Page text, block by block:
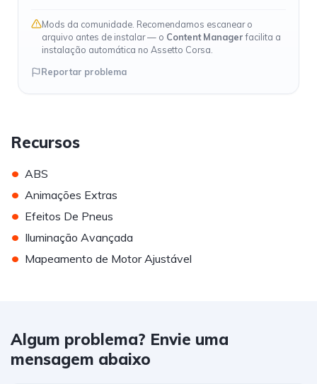
Mods da comunidade. Recomendamos escanear o
arquivo antes de instalar — o Content Managerfacilita a
instalação automática no Assetto Corsa.
Reportar problema
Recursos
• ABS
• Animações Extras
• Efeitos De Pneus
• Iluminação Avançada
• Mapeamento de Motor Ajustável
Algum problema? Envie uma
mensagem abaixo